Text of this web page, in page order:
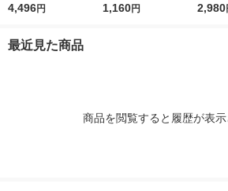
分6倍速 BD-R25GB
（50枚入×2ケース）
4,496円
キュリティ機能 ホワ
1,160円
1-2倍
2,980
最近見た商品
商品を閲覧すると履歴が表